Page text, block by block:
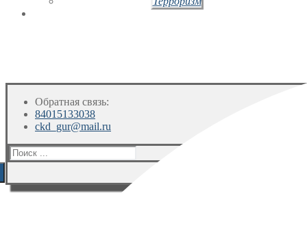
Обратная связь:
84015133038
ckd_gur@mail.ru
Искать: